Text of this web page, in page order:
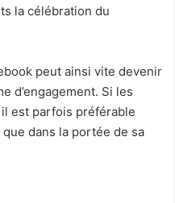
la célébration du
peut ainsi vite devenir
d’engagement. Si les
est parfois préférable
dans la portée de sa